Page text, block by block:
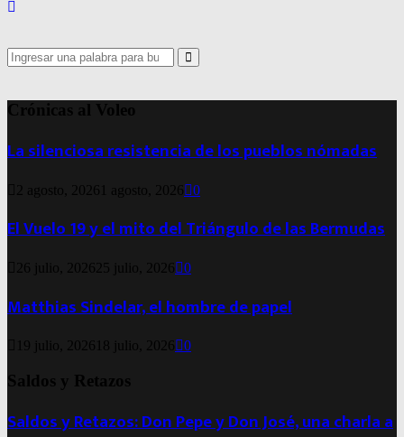
Search
for:
Search
Crónicas al Voleo
La silenciosa resistencia de los pueblos nómadas
2 agosto, 2026 1 agosto, 2026 0
El Vuelo 19 y el mito del Triángulo de las Bermudas
26 julio, 2026 25 julio, 2026 0
Matthias Sindelar, el hombre de papel
19 julio, 2026 18 julio, 2026 0
Saldos y Retazos
Saldos y Retazos: Don Pepe y Don José, una charla a